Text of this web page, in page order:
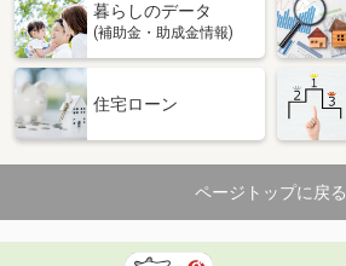
暮らしのデータ
(補助金・助成金情報)
住宅ローン
ページトップに戻る